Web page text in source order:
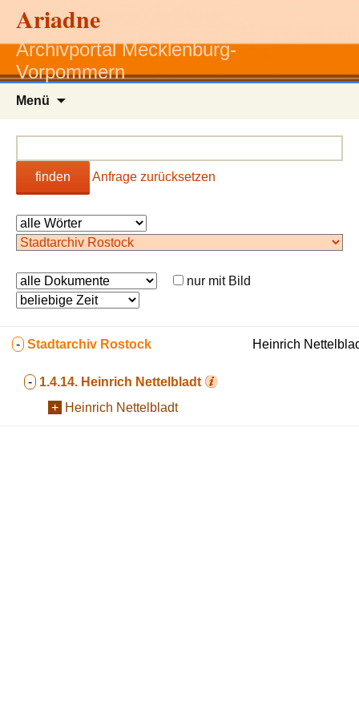
Ariadne
Archivportal Mecklenburg-
Vorpommern
Menü
finden Anfrage zurücksetzen
nur mit Bild
- Stadtarchiv Rostock
- 1.4.14. Heinrich Nettelbladt
+ Heinrich Nettelbladt
Heinrich